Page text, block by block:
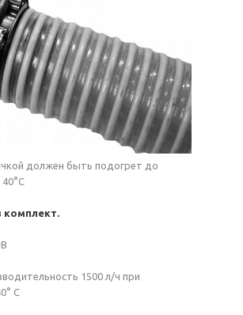
должен быть подогрет до
комплект.
1500 л/ч при
C